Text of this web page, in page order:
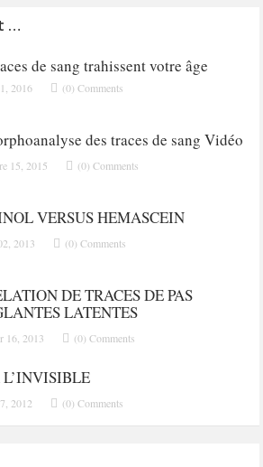
…
de sang trahissent votre âge
2016 (0) Comments
des traces de sang Vidéo
15, 2015 (0) Comments
VERSUS HEMASCEIN
2013 (0) Comments
DE TRACES DE PAS
LATENTES
16, 2013 (0) Comments
2012 (0) Comments